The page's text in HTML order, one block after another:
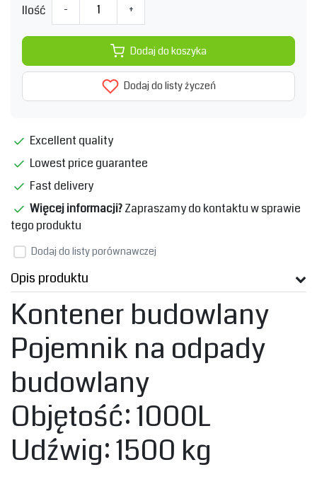
Ilość - +
Dodaj do koszyka
Dodaj do listy życzeń
Excellent quality
Lowest price guarantee
Fast delivery
Więcej informacji?Zapraszamy do kontaktu w sprawie
tego produktu
Dodaj do listy porównawczej
Opis produktu
‎Kontener budowlany
Pojemnik na odpady
budowlany
‎Objętość: 1000L‎
‎Udźwig: 1500 kg‎